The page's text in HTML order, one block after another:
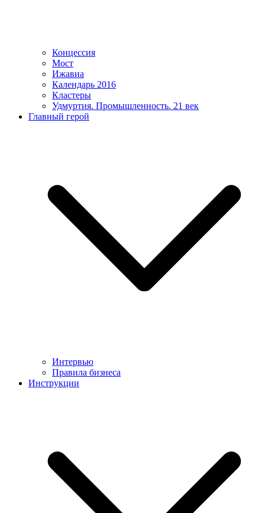
Концессия
Мост
Ижавиа
Календарь 2016
Кластеры
Удмуртия. Промышленность. 21 век
Главный герой
Интервью
Правила бизнеса
Инструкции